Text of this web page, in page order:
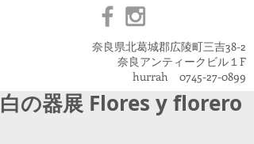
奈良県北葛城郡広陵町三吉38-2
奈良アンティークビル１F
hurrah 0745-27-0899
白の器展 Flores y florero